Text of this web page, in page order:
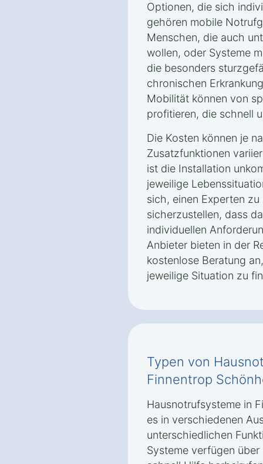
Optionen, die sich
gehören mobile
Menschen, die auch
wollen, oder Systeme
die besonders
chronischen
Mobilität können von
profitieren, die schnell
Die Kosten können je
Zusatzfunktionen
ist die Installation
jeweilige
sich, einen Experten
sicherzustellen, dass
individuellen
Anbieter bieten in der
kostenlose Beratung
jeweilige Situation zu
Typen von
Finnentrop
Hausnotrufsysteme in
es in verschiedenen
unterschiedlichen
Systeme verfügen